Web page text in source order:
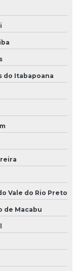
do Itabapoana
Vale do Rio Preto
de Macabu